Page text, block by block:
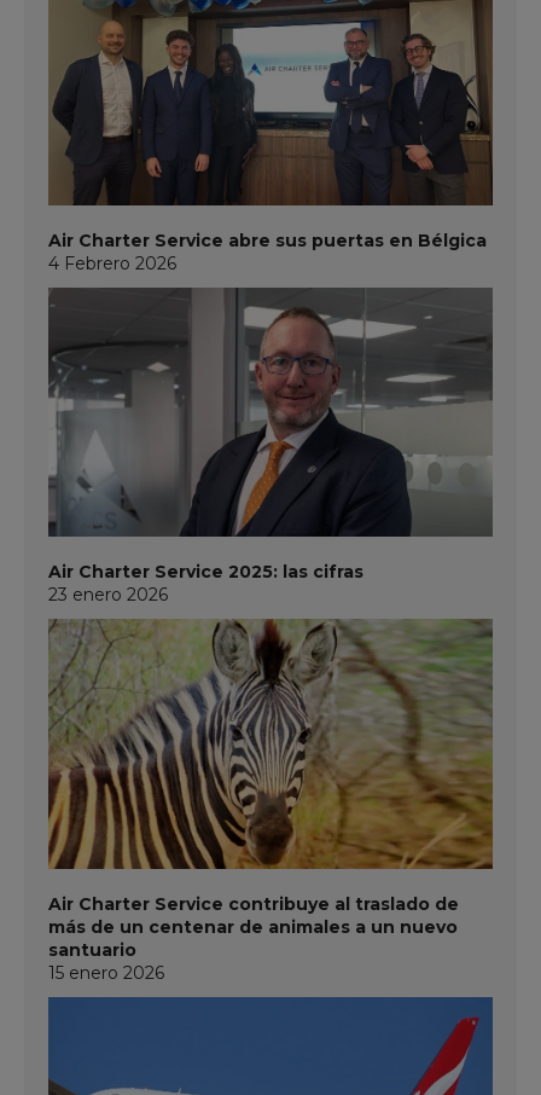
Air Charter Service abre sus puertas en Bélgica
4 Febrero 2026
Air Charter Service 2025: las cifras
23 enero 2026
Air Charter Service contribuye al traslado de
más de un centenar de animales a un nuevo
santuario
15 enero 2026